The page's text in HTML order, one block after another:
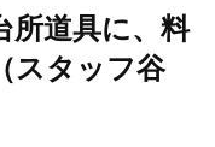
所道具に、料
スタッフ谷